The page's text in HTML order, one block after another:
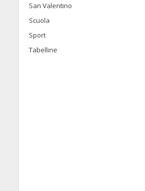
San Valentino
Scuola
Sport
Tabelline